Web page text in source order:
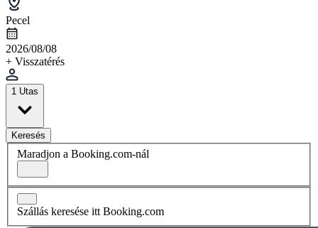
Pecel
2026/08/08
+ Visszatérés
1 Utas
Keresés
Maradjon a Booking.com-nál
Szállás keresése itt Booking.com